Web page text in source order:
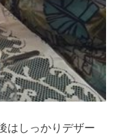
はしっかりデザー